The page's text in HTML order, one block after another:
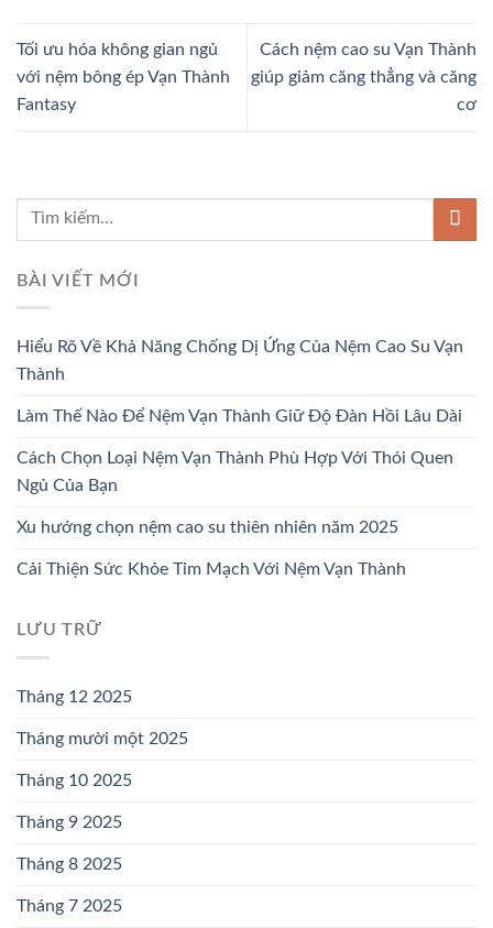
Tối ưu hóa không gian ngủ
với nệm bông ép Vạn Thành
Fantasy
Cách nệm cao su Vạn Thành
giúp giảm căng thẳng và căng
cơ
BÀI VIẾT MỚI
Hiểu Rõ Về Khả Năng Chống Dị Ứng Của Nệm Cao Su Vạn
Thành
Làm Thế Nào Để Nệm Vạn Thành Giữ Độ Đàn Hồi Lâu Dài
Cách Chọn Loại Nệm Vạn Thành Phù Hợp Với Thói Quen
Ngủ Của Bạn
Xu hướng chọn nệm cao su thiên nhiên năm 2025
Cải Thiện Sức Khỏe Tim Mạch Với Nệm Vạn Thành
LƯU TRỮ
Tháng 12 2025
Tháng mười một 2025
Tháng 10 2025
Tháng 9 2025
Tháng 8 2025
Tháng 7 2025